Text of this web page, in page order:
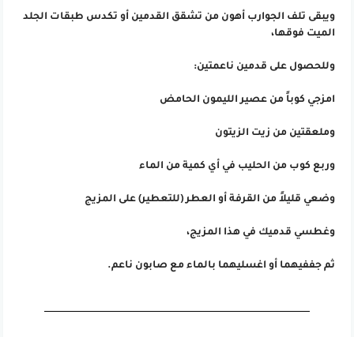
ويبقى تلف الجوارب أهون من تشقق القدمين أو تكدس طبقات الجلد
الميت فوقها،
وللحصول على قدمين ناعمتين:
امزجي كوباً من عصير الليمون الحامض
وملعقتين من زيت الزيتون
وربع كوب من الحليب في أي كمية من الماء
وضعي قليلاً من القرفة أو العطر (للتعطير) على المزيج
وغطسي قدميك في هذا المزيج،
ثم جففيهما أو اغسليهما بالماء مع صابون ناعم.